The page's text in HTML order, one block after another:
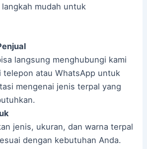
mudah untuk
langsung menghubungi kami
telepon atau WhatsApp untuk
mengenai jenis terpal yang
jenis, ukuran, dan warna terpal
dengan kebutuhan Anda.